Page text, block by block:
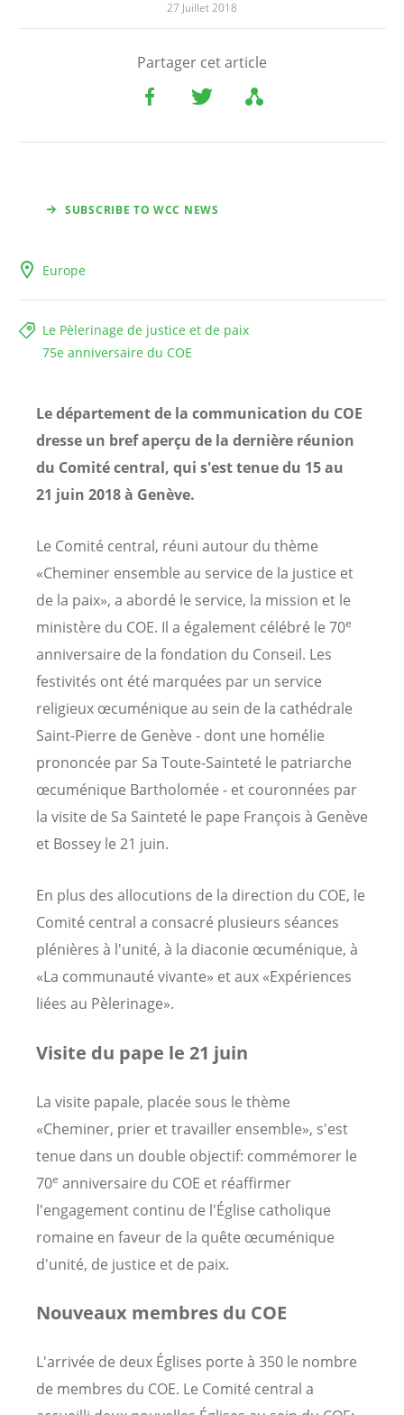
27 Juillet 2018
Partager cet article
SUBSCRIBE TO WCC NEWS
Europe
Le Pèlerinage de justice et de paix
75e anniversaire du COE
Le département de la communication du COE
dresse un bref aperçu de la dernière réunion
du Comité central, qui s'est tenue du 15 au
21 juin 2018 à Genève.
Le Comité central, réuni autour du thème
«Cheminer ensemble au service de la justice et
de la paix», a abordé le service, la mission et le
ministère du COE. Il a également célébré le 70e
anniversaire de la fondation du Conseil. Les
festivités ont été marquées par un service
religieux œcuménique au sein de la cathédrale
Saint-Pierre de Genève - dont une homélie
prononcée par Sa Toute-Sainteté le patriarche
œcuménique Bartholomée - et couronnées par
la visite de Sa Sainteté le pape François à Genève
et Bossey le 21 juin.
En plus des allocutions de la direction du COE, le
Comité central a consacré plusieurs séances
plénières à l'unité, à la diaconie œcuménique, à
«La communauté vivante» et aux «Expériences
liées au Pèlerinage».
Visite du pape le 21 juin
La visite papale, placée sous le thème
«Cheminer, prier et travailler ensemble», s'est
tenue dans un double objectif: commémorer le
70e anniversaire du COE et réaffirmer
l'engagement continu de l'Église catholique
romaine en faveur de la quête œcuménique
d'unité, de justice et de paix.
Nouveaux membres du COE
L'arrivée de deux Églises porte à 350 le nombre
de membres du COE. Le Comité central a